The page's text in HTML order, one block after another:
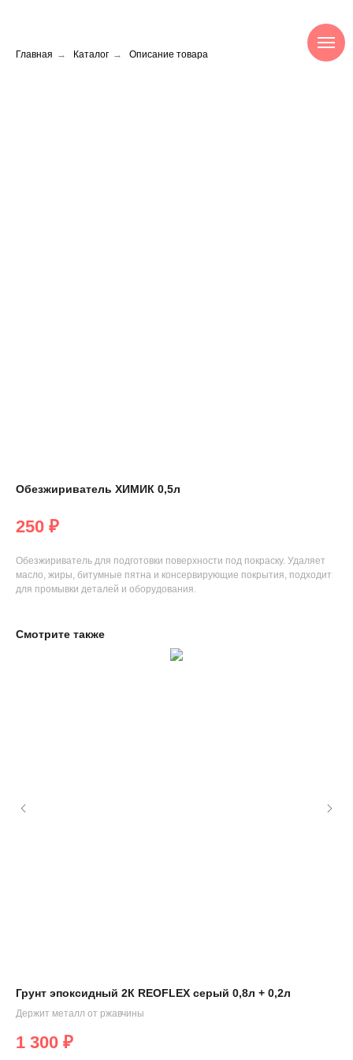
Главная → Каталог → Описание товара
Обезжириватель ХИМИК 0,5л
250 ₽
Обезжириватель для подготовки поверхности под покраску. Удаляет
масло, жиры, битумные пятна и консервирующие покрытия, подходит
для промывки деталей и оборудования.
Смотрите также
Грунт эпоксидный 2К REOFLEX серый 0,8л + 0,2л
Держит металл от ржавчины
1 300 ₽